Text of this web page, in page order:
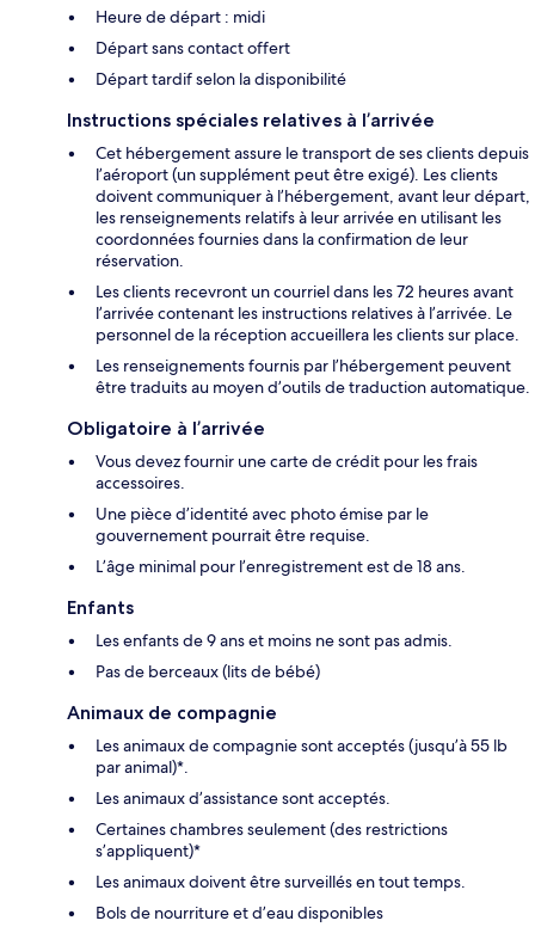
Heure de départ : midi
Départ sans contact offert
Départ tardif selon la disponibilité
Instructions spéciales relatives à l’arrivée
Cet hébergement assure le transport de ses clients depuis
l’aéroport (un supplément peut être exigé). Les clients
doivent communiquer à l’hébergement, avant leur départ,
les renseignements relatifs à leur arrivée en utilisant les
coordonnées fournies dans la confirmation de leur
réservation.
Les clients recevront un courriel dans les 72 heures avant
l’arrivée contenant les instructions relatives à l’arrivée. Le
personnel de la réception accueillera les clients sur place.
Les renseignements fournis par l’hébergement peuvent
être traduits au moyen d’outils de traduction automatique.
Obligatoire à l’arrivée
Vous devez fournir une carte de crédit pour les frais
accessoires.
Une pièce d’identité avec photo émise par le
gouvernement pourrait être requise.
L’âge minimal pour l’enregistrement est de 18 ans.
Enfants
Les enfants de 9 ans et moins ne sont pas admis.
Pas de berceaux (lits de bébé)
Animaux de compagnie
Les animaux de compagnie sont acceptés (jusqu’à 55 lb
par animal)*.
Les animaux d’assistance sont acceptés.
Certaines chambres seulement (des restrictions
s’appliquent)*
Les animaux doivent être surveillés en tout temps.
Bols de nourriture et d’eau disponibles